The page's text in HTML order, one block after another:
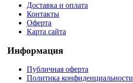
Доставка и оплата
Контакты
Оферта
Карта сайта
Информация
Публичная оферта
Политика конфиденциальности